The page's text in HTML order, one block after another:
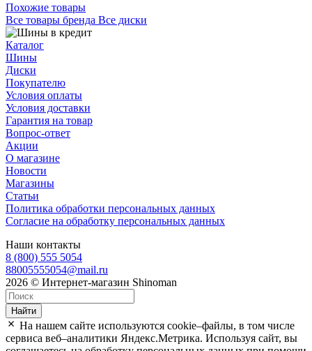
Похожие товары
Все товары бренда Все диски
Каталог
Шины
Диски
Покупателю
Условия оплаты
Условия доставки
Гарантия на товар
Вопрос-ответ
Акции
О магазине
Новости
Магазины
Статьи
Политика обработки персональных данных
Согласие на обработку персональных данных
Наши контакты
8 (800) 555 5054
88005555054@mail.ru
2026 © Интернет-магазин Shinoman
Найти
На нашем сайте используются cookie–файлы, в том числе
сервиса веб–аналитики Яндекс.Метрика. Используя сайт, вы